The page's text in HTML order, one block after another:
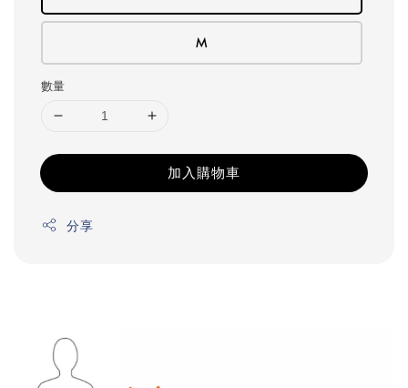
M
數量
加入購物車
分享